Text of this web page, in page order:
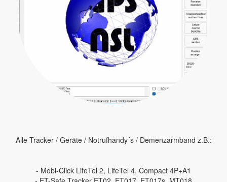
Alle Tracker / Geräte / Notrufhandy´s / Demenzarmband z.B.:
- Mobi-Click LifeTel 2, LifeTel 4, Compact 4P+A1